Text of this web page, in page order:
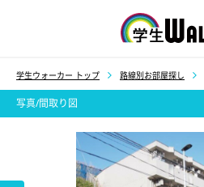
学生ウォーカー トップ 路線別お部屋探し
写真/間取り図